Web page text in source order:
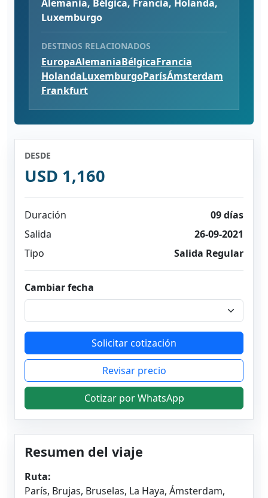
Alemania, Bélgica, Francia, Holanda,
Luxemburgo
DESTINOS RELACIONADOS
EuropaAlemaniaBélgicaFrancia
HolandaLuxemburgoParísÁmsterdam
Frankfurt
Resumen del viaje
Ruta:
París, Brujas, Bruselas, La Haya, Ámsterdam,
DESDE
USD 1,160
Duración
09 días
Salida
26-09-2021
Tipo
Salida Regular
Cambiar fecha
Solicitar cotización
Revisar precio
Cotizar por WhatsApp